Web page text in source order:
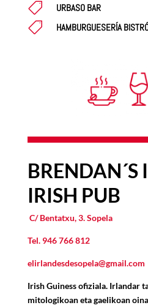
 URBASO BAR
 HAMBURGUESERÍA
BRENDAN´S
IRISH PUB
C/ Bentatxu, 3. Sopela
Tel. 946 766 812
elirlandesdesopela@gmail.com
Irish Guiness ofiziala. Irlandar
mitologikoan eta gaelikoan